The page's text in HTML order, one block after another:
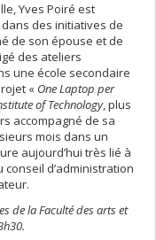
Yves Poiré est
des initiatives de
de son épouse et de
des ateliers
une école secondaire
« One Laptop per
of Technology, plus
accompagné de sa
mois dans un
aujourd’hui très lié à
conseil d’administration
de la Faculté des arts et